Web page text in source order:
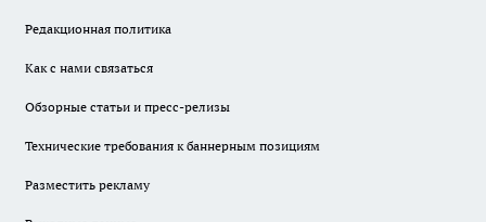
Редакционная политика
Как с нами связаться
Обзорные статьи и пресс-релизы
Технические требования к баннерным позициям
Разместить рекламу